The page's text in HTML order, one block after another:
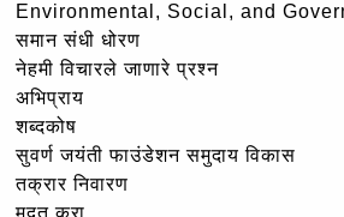
Environmental, Social, and
समान संधी धोरण
नेहमी विचारले जाणारे प्रश्न
अभिप्राय
शब्दकोष
सुवर्ण जयंती फाउंडेशन समुदाय विकास
तक्रार निवारण